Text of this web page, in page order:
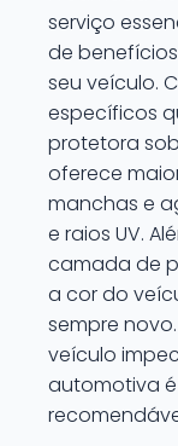
serviço
de
seu veículo.
específicos
protetora
oferece
manchas e
e raios UV.
camada de
a cor do
sempre
veículo
automotiva